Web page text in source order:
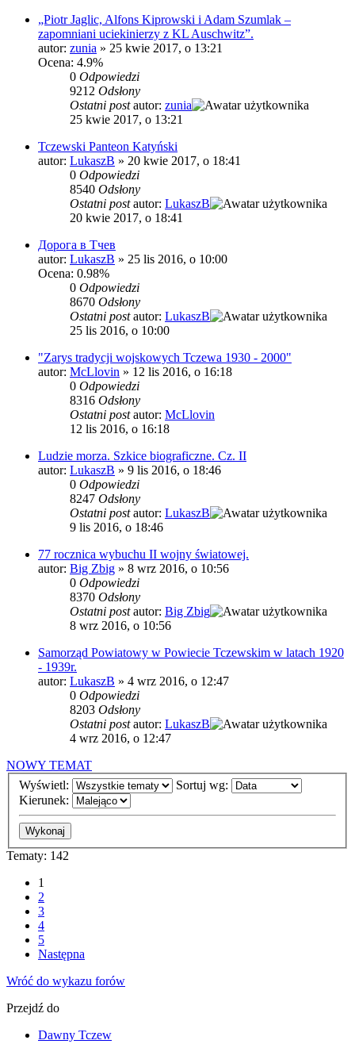
„Piotr Jaglic, Alfons Kiprowski i Adam Szumlak –
zapomniani uciekinierzy z KL Auschwitz”.
autor: zunia » 25 kwie 2017, o 13:21
Ocena: 4.9%
0 Odpowiedzi
9212 Odsłony
Ostatni postautor: zunia
25 kwie 2017, o 13:21
Tczewski Panteon Katyński
autor: LukaszB » 20 kwie 2017, o 18:41
0 Odpowiedzi
8540 Odsłony
Ostatni postautor: LukaszB
20 kwie 2017, o 18:41
Дорога в Тчев
autor: LukaszB » 25 lis 2016, o 10:00
Ocena: 0.98%
0 Odpowiedzi
8670 Odsłony
Ostatni postautor: LukaszB
25 lis 2016, o 10:00
"Zarys tradycji wojskowych Tczewa 1930 - 2000"
autor: McLlovin » 12 lis 2016, o 16:18
0 Odpowiedzi
8316 Odsłony
Ostatni postautor: McLlovin
12 lis 2016, o 16:18
Ludzie morza. Szkice biograficzne. Cz. II
autor: LukaszB » 9 lis 2016, o 18:46
0 Odpowiedzi
8247 Odsłony
Ostatni postautor: LukaszB
9 lis 2016, o 18:46
77 rocznica wybuchu II wojny światowej.
autor: Big Zbig » 8 wrz 2016, o 10:56
0 Odpowiedzi
8370 Odsłony
Ostatni postautor: Big Zbig
8 wrz 2016, o 10:56
Samorząd Powiatowy w Powiecie Tczewskim w latach 1920
- 1939r.
autor: LukaszB » 4 wrz 2016, o 12:47
0 Odpowiedzi
8203 Odsłony
Ostatni postautor: LukaszB
4 wrz 2016, o 12:47
NOWY TEMAT
Wyświetl:
Sortuj wg:
Kierunek:
Tematy: 142
1
2
3
4
5
Następna
Wróć do wykazu forów
Przejdź do
Dawny Tczew